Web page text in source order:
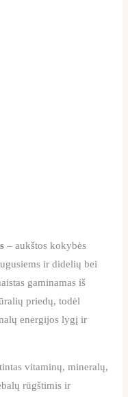
– aukštos kokybės
ir didelių bei
gaminamas iš
priedų, todėl
energijos lygį ir
vitaminų, mineralų,
rūgštimis ir